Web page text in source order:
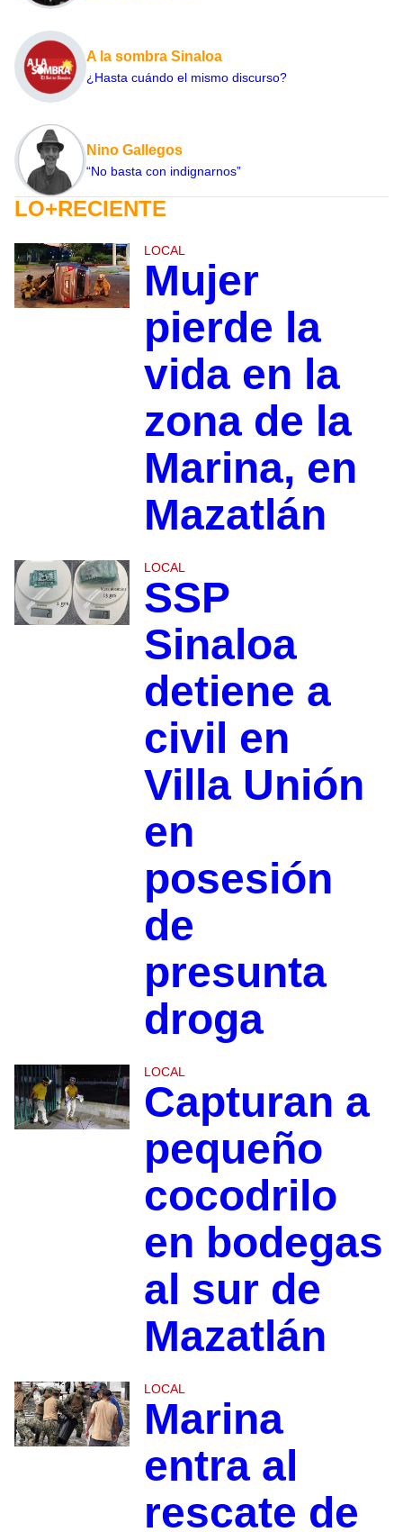
A la sombra Sinaloa
¿Hasta cuándo el mismo discurso?
Nino Gallegos
“No basta con indignarnos”
LO+RECIENTE
LOCAL
Mujer
pierde la
vida en la
zona de la
Marina, en
Mazatlán
LOCAL
SSP
Sinaloa
detiene a
civil en
Villa Unión
en
posesión
de
presunta
droga
LOCAL
Capturan a
pequeño
cocodrilo
en bodegas
al sur de
Mazatlán
LOCAL
Marina
entra al
rescate de